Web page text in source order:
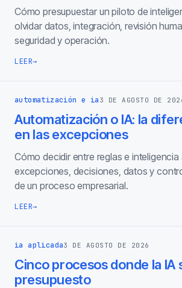
Cómo presupuestar un piloto de
olvidar datos, integración, revisión
seguridad y operación.
LEER→
automatización e ia 3 DE AGOSTO DE
Automatización o IA: la
en las excepciones
Cómo decidir entre reglas e inteligencia
excepciones, decisiones, datos y
de un proceso empresarial.
LEER→
ia aplicada3 DE AGOSTO DE 2026
Cinco procesos donde la IA
presupuesto